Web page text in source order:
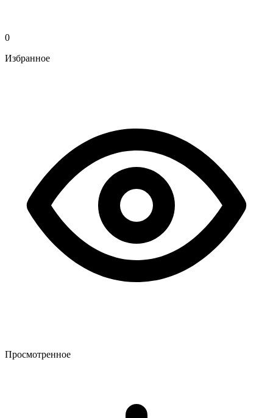
0
Избранное
Просмотренное